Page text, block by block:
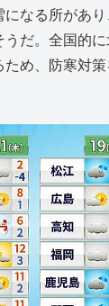
なる所があ
だ。全国的
め、防寒対